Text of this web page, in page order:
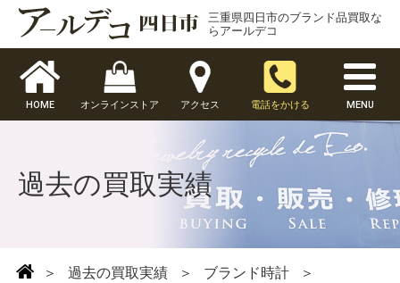
三重県四日市のブランド品買取な
らアールデコ
HOME オンラインストア アクセス 電話をかける MENU
過去の買取実績
＞ 過去の買取実績 ＞ ブランド時計
＞